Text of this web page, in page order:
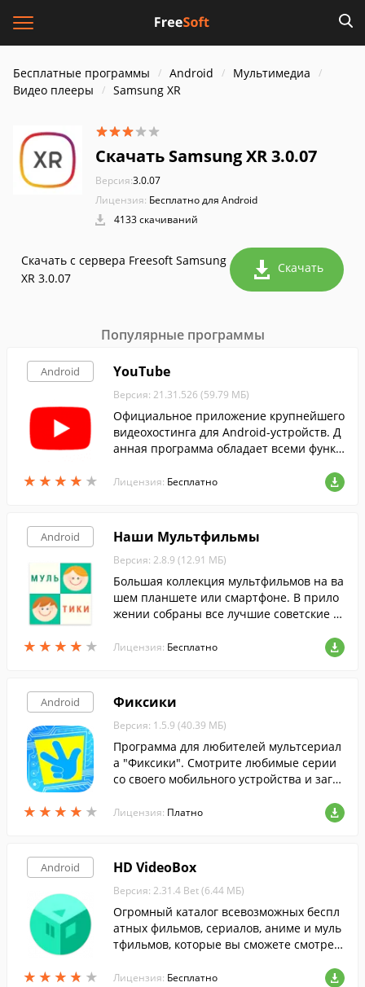
Бесплатные программы Android
Мультимедиа
Видео плееры
Samsung XR
Скачать Samsung XR 3.0.07
Версия:3.0.07
Лицензия: Бесплатно для Android
4133 скачиваний
Скачать с сервера Freesoft Samsung
XR 3.0.07
Скачать
Популярные программы
Android
★ ★ ★ ★ ★
★ ★ ★ ★ ★
YouTube
Версия: 21.31.526 (59.79 МБ)
Официальное приложение крупнейшего
видеохостинга для Android-устройств. Д
анная программа обладает всеми функц
Лицензия: Бесплатно
Android
★ ★ ★ ★ ★
★ ★ ★ ★ ★
Наши Мультфильмы
Версия: 2.8.9 (12.91 МБ)
Большая коллекция мультфильмов на ва
шем планшете или смартфоне. В прило
жении собраны все лучшие советские и
Лицензия: Бесплатно
Android
★ ★ ★ ★ ★
★ ★ ★ ★ ★
Фиксики
Версия: 1.5.9 (40.39 МБ)
Программа для любителей мультсериал
а "Фиксики". Смотрите любимые серии
со своего мобильного устройства и загр
вшихся вам персонажей.
Лицензия: Платно
Android
★ ★ ★ ★ ★
★ ★ ★ ★ ★
HD VideoBox
Версия: 2.31.4 Bet (6.44 МБ)
Огромный каталог всевозможных беспл
атных фильмов, сериалов, аниме и муль
тфильмов, которые вы сможете смотрет
любой момент.
Лицензия: Бесплатно